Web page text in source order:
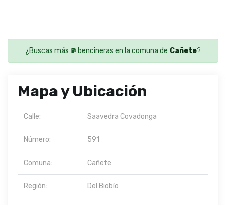
¿Buscas más ⛽ bencineras en la comuna de Cañete?
Mapa y Ubicación
Calle: Saavedra Covadonga
Número: 591
Comuna: Cañete
Región: Del Biobío